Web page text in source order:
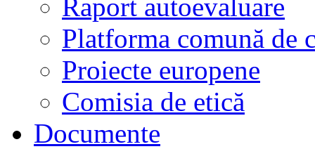
Raport autoevaluare
Platforma comună de
Proiecte europene
Comisia de etică
Documente